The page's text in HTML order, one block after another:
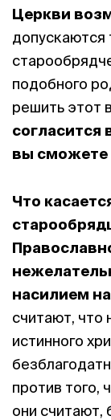
Церкви
допускаются
подобного
решить этот
согласится
вы сможете
Что
насилием
считают, что
истинного
против того,
они считают,